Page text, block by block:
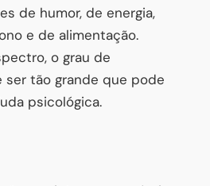
de humor, de energia,
e de alimentação.
o grau de
tão grande que pode
psicológica.